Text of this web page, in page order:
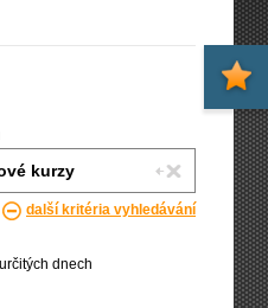
další kritéria vyhledávání
dnech